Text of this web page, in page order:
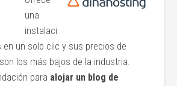
una
instalaci
en un solo clic y sus precios de
los más bajos de la industria.
para alojar un blog de